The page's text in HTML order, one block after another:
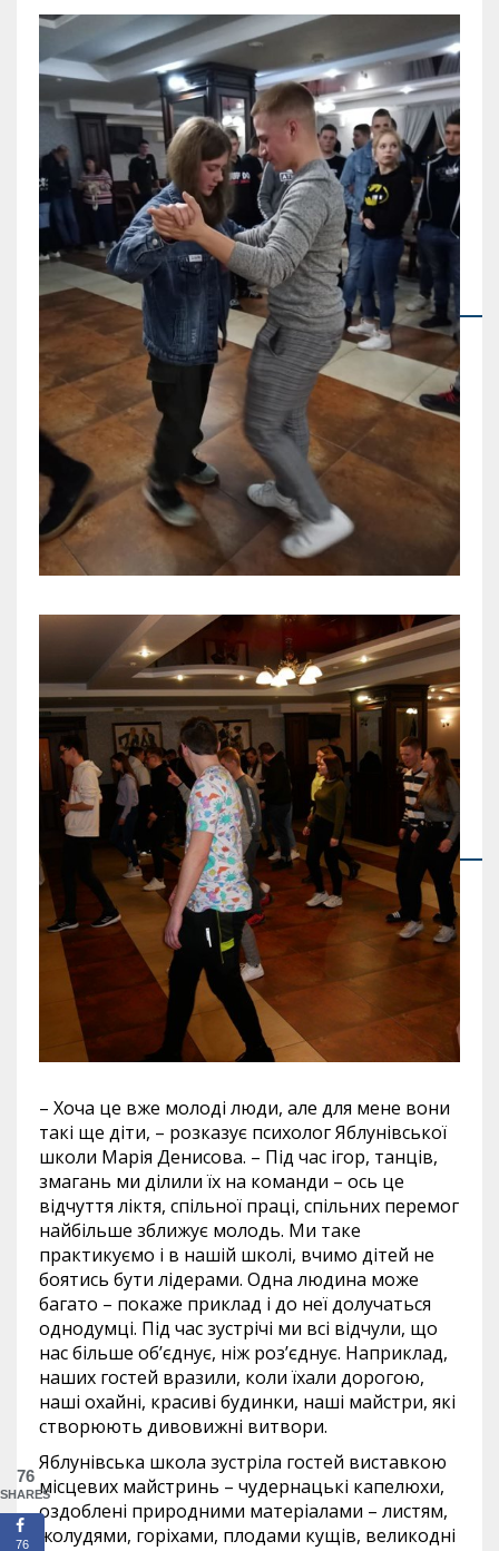
– Хоча це вже молоді люди, але для мене вони
такі ще діти, – розказує психолог Яблунівської
школи Марія Денисова. – Під час ігор, танців,
змагань ми ділили їх на команди – ось це
відчуття ліктя, спільної праці, спільних перемог
найбільше зближує молодь. Ми таке
практикуємо і в нашій школі, вчимо дітей не
боятись бути лідерами. Одна людина може
багато – покаже приклад і до неї долучаться
однодумці. Під час зустрічі ми всі відчули, що
нас більше об’єднує, ніж роз’єднує. Наприклад,
наших гостей вразили, коли їхали дорогою,
наші охайні, красиві будинки, наші майстри, які
створюють дивовижні витвори.
Яблунівська школа зустріла гостей виставкою
місцевих майстринь – чудернацькі капелюхи,
оздоблені природними матеріалами – листям,
жолудями, горіхами, плодами кущів, великодні
76
SHARES
76